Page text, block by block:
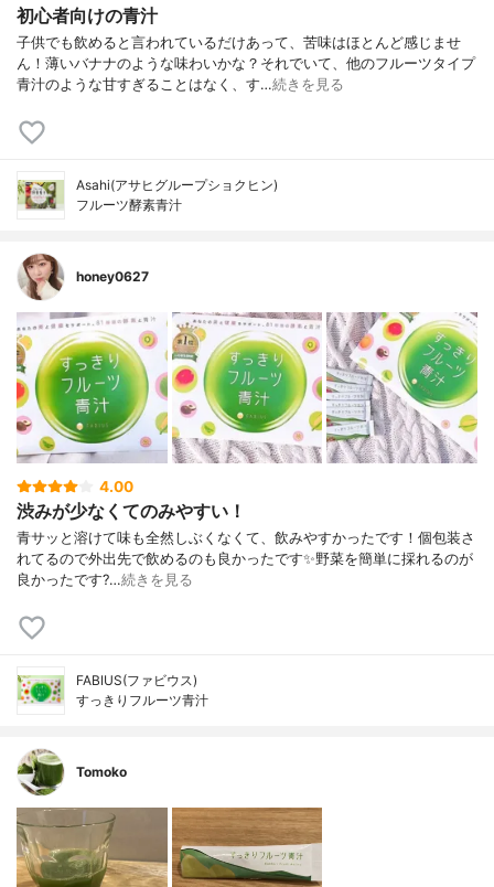
初心者向けの青汁
子供でも飲めると言われているだけあって、苦味はほとんど感じませ
ん！薄いバナナのような味わいかな？それでいて、他のフルーツタイプ
青汁のような甘すぎることはなく、す…続きを見る
Asahi(アサヒグループショクヒン)
フルーツ酵素青汁
honey0627
4.00
渋みが少なくてのみやすい！
青サッと溶けて味も全然しぶくなくて、飲みやすかったです！個包装さ
れてるので外出先で飲めるのも良かったです✨野菜を簡単に採れるのが
良かったです?…続きを見る
FABIUS(ファビウス)
すっきりフルーツ青汁
Tomoko